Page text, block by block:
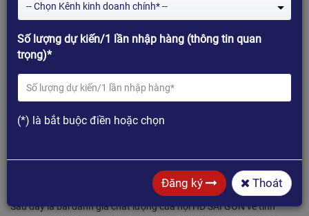
TEST CHẤT LƯỢNG 4K HDR TRÊN HIMEDIA Q10
PRO BỞI HỘI HD SÀI GÒN
Sau đây là bài đánh giá chất lượng của hội HD SÀI GÒN về tính
-- Chọn Kênh kinh doanh chính* --
Số lượng dự kiến/1 lần nhập hàng (thông tin quan
trọng)*
(*) là bắt buộc điền hoặc chọn
Đăng ký Thoát